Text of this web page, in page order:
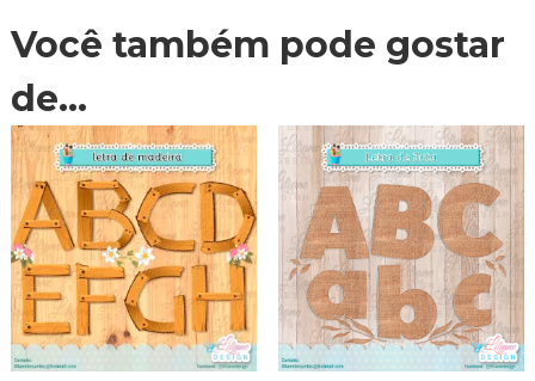
Você também pode gostar
de…